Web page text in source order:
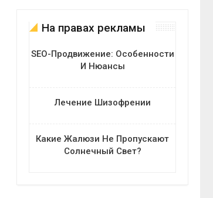
На правах рекламы
SEO-Продвижение: Особенности
И Нюансы
Лечение Шизофрении
Какие Жалюзи Не Пропускают
Солнечный Свет?